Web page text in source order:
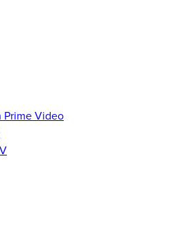
Prime Video